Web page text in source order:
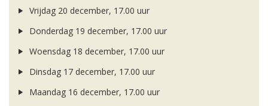
Vrijdag 20 december, 17.00 uur
Donderdag 19 december, 17.00 uur
Woensdag 18 december, 17.00 uur
Dinsdag 17 december, 17.00 uur
Maandag 16 december, 17.00 uur